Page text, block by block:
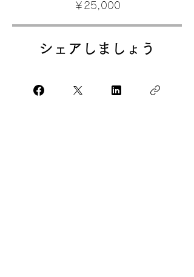
￥25,000
シェアしましょう